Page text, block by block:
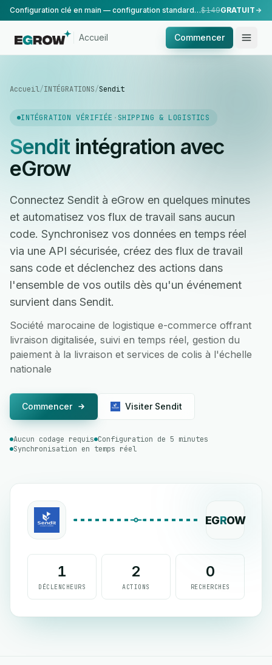
Configuration clé en main — configuration standard, réalisée par notre équipe.$149GRATUIT
Accueil Commencer
Accueil/INTÉGRATIONS/Sendit
INTÉGRATION VÉRIFIÉE · SHIPPING & LOGISTICS
Senditintégration avec
eGrow
Connectez Sendit à eGrow en quelques minutes
et automatisez vos flux de travail sans aucun
code. Synchronisez vos données en temps réel
via une API sécurisée, créez des flux de travail
sans code et déclenchez des actions dans
l'ensemble de vos outils dès qu'un événement
survient dans Sendit.
Société marocaine de logistique e-commerce offrant
livraison digitalisée, suivi en temps réel, gestion du
paiement à la livraison et services de colis à l'échelle
nationale
Commencer Visiter Sendit
Aucun codage requis Configuration de 5 minutes
Synchronisation en temps réel
EGROW
1
DÉCLENCHEURS
2
ACTIONS
0
RECHERCHES